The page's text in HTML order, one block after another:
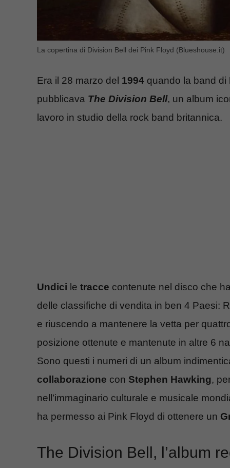
La copertina di Division Bell dei Pink Floyd (Blueshouse.it)
Era il 28 marzo del 1994 quando la band di
pubblicava The Division Bell, un album
lavoro in studio della rock band britannica.
Undici le tracce contenute nel disco che
delle classifiche di vendita in ben 4 Paesi:
e riuscendo a mantenere la vetta per
posizione ottenute e mantenute in altre 6
Sono questi i numeri di un album
collaborazione con Stephen Hawking,
nell’immaginario culturale e musicale
ha permesso ai Pink Floyd di ottenere un
The Division Bell, l’album